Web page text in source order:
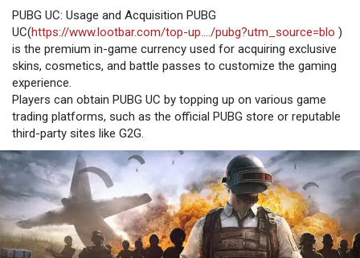
PUBG UC: Usage and Acquisition PUBG
UC(https://www.lootbar.com/top-up..../pubg?utm_source=blo )
is the premium in-game currency used for acquiring exclusive
skins, cosmetics, and battle passes to customize the gaming
experience.
Players can obtain PUBG UC by topping up on various game
trading platforms, such as the official PUBG store or reputable
third-party sites like G2G.